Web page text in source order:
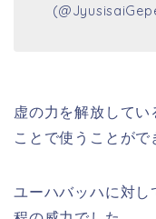
虚の力を解放して
ことで使うことがで
ユーハバッハに対し